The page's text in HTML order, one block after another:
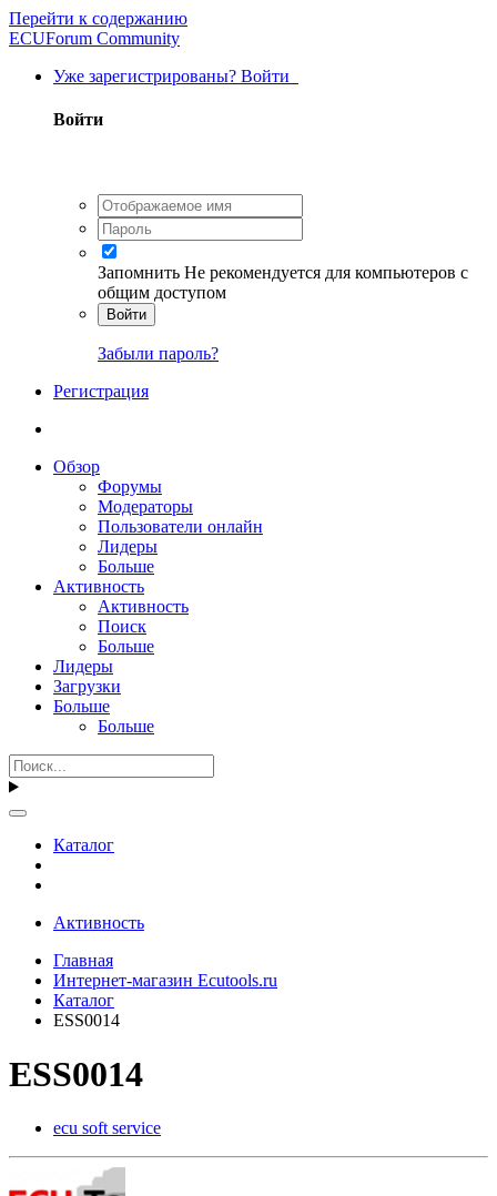
Перейти к содержанию
ECUForum Community
Уже зарегистрированы? Войти
Войти
Запомнить Не рекомендуется для компьютеров с
общим доступом
Войти
Забыли пароль?
Регистрация
Обзор
Форумы
Модераторы
Пользователи онлайн
Лидеры
Больше
Активность
Активность
Поиск
Больше
Лидеры
Загрузки
Больше
Больше
Каталог
Активность
Главная
Интернет-магазин Ecutools.ru
Каталог
ESS0014
ESS0014
ecu soft service